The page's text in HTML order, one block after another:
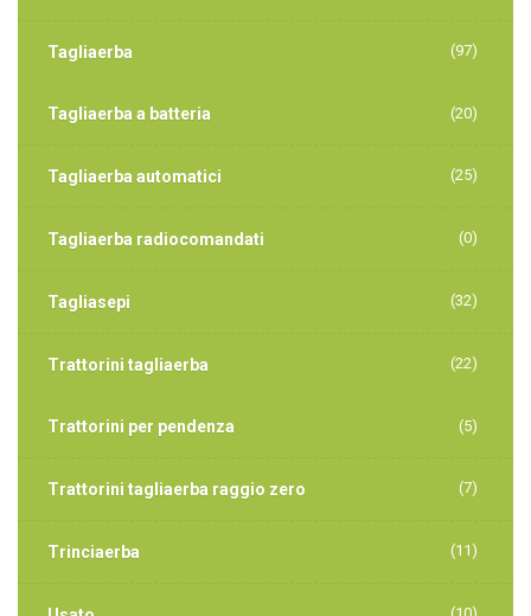
Tagliaerba (97)
Tagliaerba a batteria (20)
Tagliaerba automatici (25)
Tagliaerba radiocomandati (0)
Tagliasepi (32)
Trattorini tagliaerba (22)
Trattorini per pendenza (5)
Trattorini tagliaerba raggio zero (7)
Trinciaerba (11)